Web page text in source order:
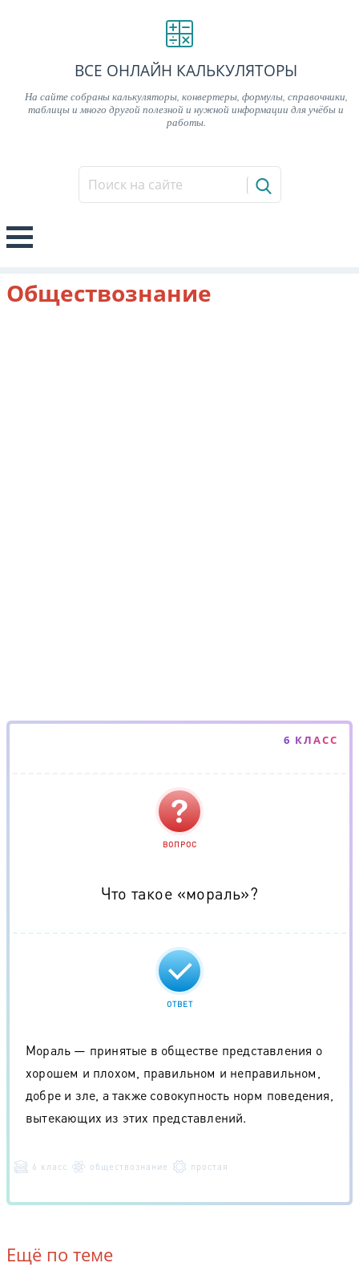
ВСЕ ОНЛАЙН КАЛЬКУЛЯТОРЫ
На сайте собраны калькуляторы, конвертеры, формулы, справочники,
таблицы и много другой полезной и нужной информации для учёбы и
работы.
Обществознание
6 КЛАСС
ВОПРОС
Что такое «мораль»?
ОТВЕТ
Мораль — принятые в обществе представления о
хорошем и плохом, правильном и неправильном,
добре и зле, а также совокупность норм поведения,
вытекающих из этих представлений.
6 класс обществознание простая
Ещё по теме